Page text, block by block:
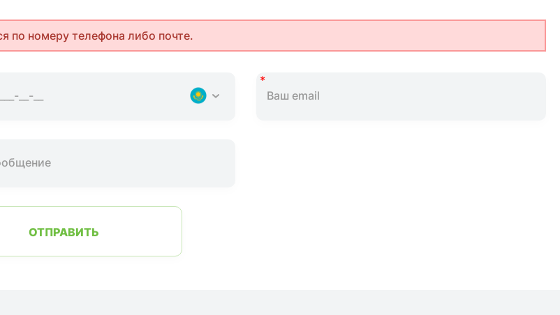
по номеру телефона либо почте.
ОТПРАВИТЬ